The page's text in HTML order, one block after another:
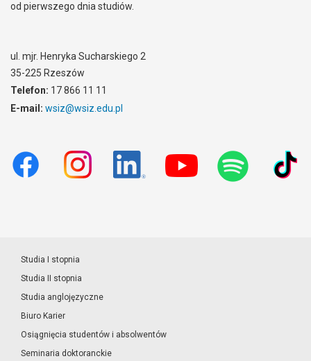
od pierwszego dnia studiów.
ul. mjr. Henryka Sucharskiego 2
35-225 Rzeszów
Telefon: 17 866 11 11
E-mail: wsiz@wsiz.edu.pl
Studia I stopnia
Studia II stopnia
Studia anglojęzyczne
Biuro Karier
Osiągnięcia studentów i absolwentów
Seminaria doktoranckie